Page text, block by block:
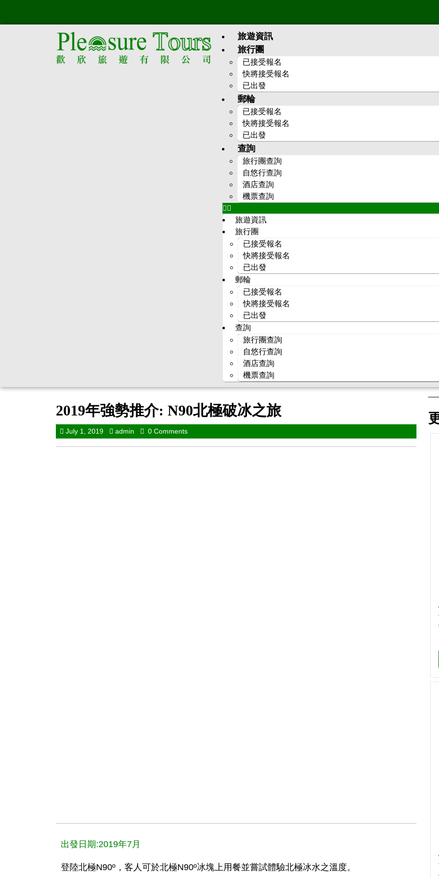
旅遊資訊
旅行團
已接受報名
快將接受報名
已出發
郵輪
已接受報名
快將接受報名
已出發
查詢
旅行團查詢
自悠行查詢
酒店查詢
機票查詢
旅遊資訊
旅行團
已接受報名
快將接受報名
已出發
郵輪
已接受報名
快將接受報名
已出發
查詢
旅行團查詢
自悠行查詢
酒店查詢
機票查詢
2019年強勢推介: N90北極破冰之旅
July 1, 2019 admin 0 Comments
出發日期:2019年7月
登陸北極N90º，客人可於北極N90º冰塊上用餐並嘗試體驗北極冰水之溫度。